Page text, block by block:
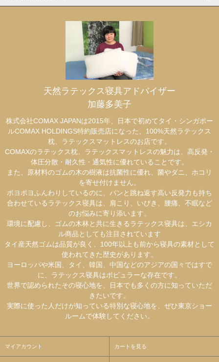
天然ラテックス寝具アドバイザー
加藤多美子
株式会社COMAX JAPANは2015年、日本で初めてタイ・シンガポー
ルCOMAX HOLDINGS特約販売店になった、100%天然ラテックス
枕、ラテックスマットレスのお店です。
COMAXのラテックス枕、ラテックスマットレスの魅力は、高反発・
体圧分散・耐久性・通気性に優れていることです。
また、原材料のゴムの木の樹液は抗菌性に優れ、菌やダニ、ホコリ
を寄せ付けません。
ポヨポヨふんわりしているのに、パンと跳ね返す高い反発力も持ち
合わせているラテックス寝具は、肩こり、いびき、腰痛、不眠など
のお悩みに寄り添います。
環境に配慮し、ゴムの木林と共に生きるラテックス寝具は、エシカ
ル商品としても注目されています
タイ産天然ゴムは品質が良く、100年以上も前から寝具の素材として
使われてきた歴史があります。
ヨーロッパや米国、タイ、韓国、中国などのアジアの国々ではすで
に、ラテックス寝具はポピュラーな存在です。
世界で認められたその寝心地を、日本でも多くの方に知っていただ
きたいです。
実際に使った人だけが知っている特別な寝心地を、ぜひ東京ショー
ルームで体験してください。
マイアカウント カートを見る